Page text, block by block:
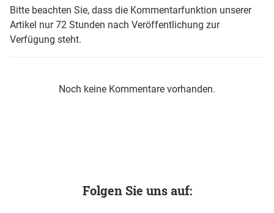
Bitte beachten Sie, dass die Kommentarfunktion unserer
Artikel nur 72 Stunden nach Veröffentlichung zur
Verfügung steht.
Noch keine Kommentare vorhanden.
Folgen Sie uns auf: